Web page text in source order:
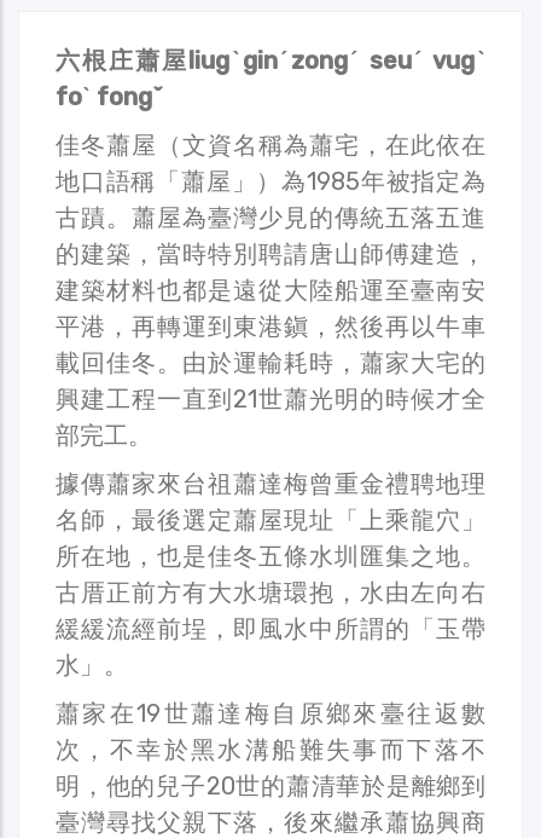
六根庄蕭屋liugˋginˊzongˊ seuˊ vugˋ
foˋ fongˇ
佳冬蕭屋（文資名稱為蕭宅，在此依在
地口語稱「蕭屋」）為1985年被指定為
古蹟。蕭屋為臺灣少見的傳統五落五進
的建築，當時特別聘請唐山師傅建造，
建築材料也都是遠從大陸船運至臺南安
平港，再轉運到東港鎭，然後再以牛車
載回佳冬。由於運輸耗時，蕭家大宅的
興建工程一直到21世蕭光明的時候才全
部完工。
據傳蕭家來台祖蕭達梅曾重金禮聘地理
名師，最後選定蕭屋現址「上乘龍穴」
所在地，也是佳冬五條水圳匯集之地。
古厝正前方有大水塘環抱，水由左向右
緩緩流經前埕，即風水中所謂的「玉帶
水」。
蕭家在19世蕭達梅自原鄉來臺往返數
次，不幸於黑水溝船難失事而下落不
明，他的兒子20世的蕭清華於是離鄉到
臺灣尋找父親下落，後來繼承蕭協興商